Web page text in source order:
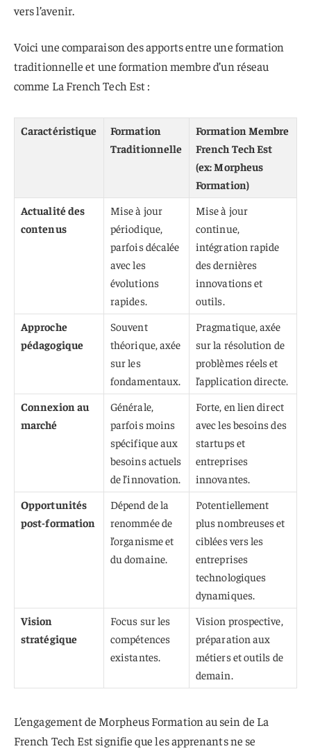
vers l’avenir.
Voici une comparaison des apports entre une formation
traditionnelle et une formation membre d’un réseau
comme La French Tech Est :
Caractéristique
Formation
Traditionnelle
Formation Membre
French Tech Est
(ex: Morpheus
Formation)
Actualité des
contenus
Mise à jour
périodique,
parfois décalée
avec les
évolutions
rapides.
Mise à jour
continue,
intégration rapide
des dernières
innovations et
outils.
Approche
pédagogique
Souvent
théorique, axée
sur les
fondamentaux.
Pragmatique, axée
sur la résolution de
problèmes réels et
l’application directe.
Connexion au
marché
Générale,
parfois moins
spécifique aux
besoins actuels
de l’innovation.
Forte, en lien direct
avec les besoins des
startups et
entreprises
innovantes.
Opportunités
post-formation
Dépend de la
renommée de
l’organisme et
du domaine.
Potentiellement
plus nombreuses et
ciblées vers les
entreprises
technologiques
dynamiques.
Vision
stratégique
Focus sur les
compétences
existantes.
Vision prospective,
préparation aux
métiers et outils de
demain.
L’engagement de Morpheus Formation au sein de La
French Tech Est signifie que les apprenants ne se